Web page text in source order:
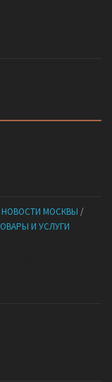
НОВОСТИ МОСКВЫ /
И УСЛУГИ